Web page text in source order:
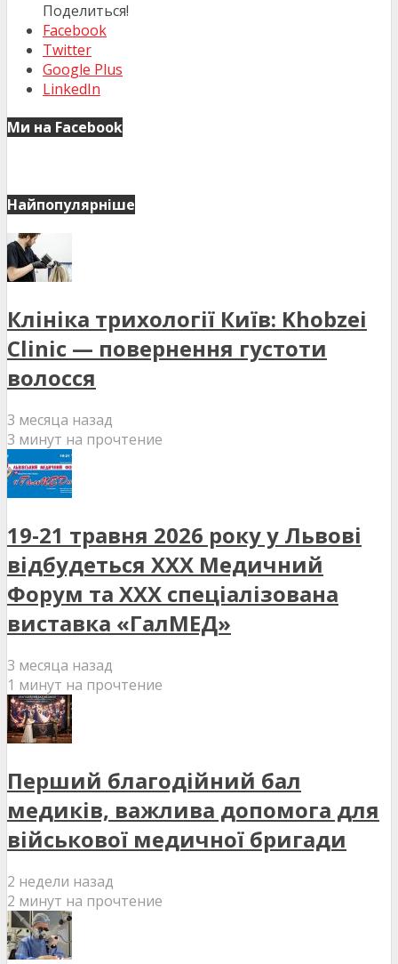
Поделиться!
Facebook
Twitter
Google Plus
LinkedIn
Ми на Facebook
Найпопулярніше
Клініка трихології Київ: Khobzei
Clinic — повернення густоти
волосся
3 месяца назад
3 минут на прочтение
19-21 травня 2026 року у Львові
відбудеться XXX Медичний
Форум та XXX спеціалізована
виставка «ГалМЕД»
3 месяца назад
1 минут на прочтение
Перший благодійний бал
медиків, важлива допомога для
військової медичної бригади
2 недели назад
2 минут на прочтение